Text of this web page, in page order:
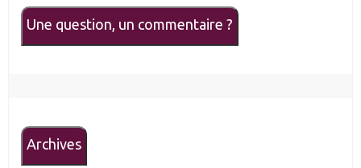
Une question, un commentaire ?
Archives